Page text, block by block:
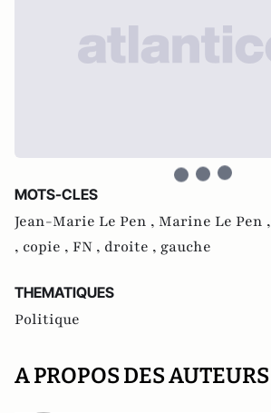
MOTS-CLES
Jean-Marie Le Pen , Marine Le Pen ,
, copie , FN , droite , gauche
THEMATIQUES
Politique
A PROPOS DES AUTEURS